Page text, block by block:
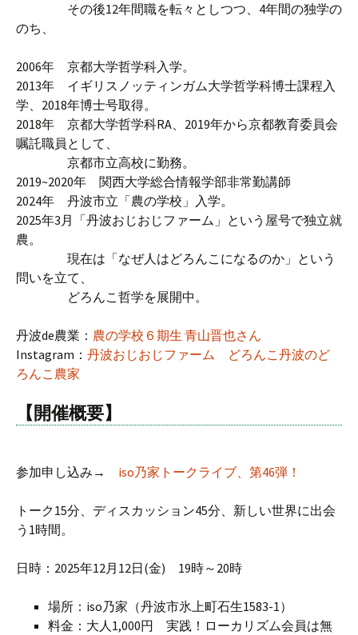
その後12年間職を転々としつつ、4年間の独学の
のち、
2006年 京都大学哲学科入学。
2013年 イギリスノッティンガム大学哲学科博士課程入
学、2018年博士号取得。
2018年 京都大学哲学科RA、2019年から京都教育委員会
嘱託職員として、
京都市立高校に勤務。
2019~2020年 関西大学総合情報学部非常勤講師
2024年 丹波市立「農の学校」入学。
2025年3月「丹波おじおじファーム」という屋号で独立就
農。
現在は「なぜ人はどろんこになるのか」という
問いを立て、
どろんこ哲学を展開中。
丹波de農業： 農の学校６期生 青山晋也さん
Instagram： 丹波おじおじファーム どろんこ丹波のど
ろんこ農家
【 開催概要】
参加申し込み→ iso乃家トークライブ、第46弾！
トーク15分、ディスカッション45分、新しい世界に出会
う1時間。
日時：2025年12月12日(金) 19時～20時
場所：iso乃家（丹波市氷上町石生1583-1）
料金：大人1,000円 実践！ローカリズム会員は無